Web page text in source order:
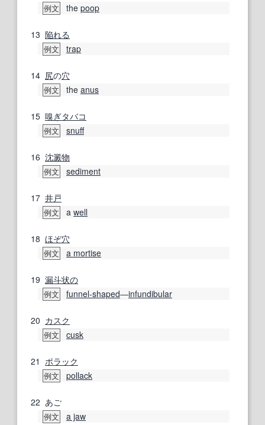
例文 the poop
13 陥れる
例文 trap
14 尻の穴
例文 the anus
15 嗅ぎタバコ
例文 snuff
16 沈澱物
例文 sediment
17 井戸
例文 a well
18 ほぞ穴
例文 a mortise
19 漏斗状の
例文 funnel-shaped―infundibular
20 カスク
例文 cusk
21 ポラック
例文 pollack
22 あご
例文 a jaw